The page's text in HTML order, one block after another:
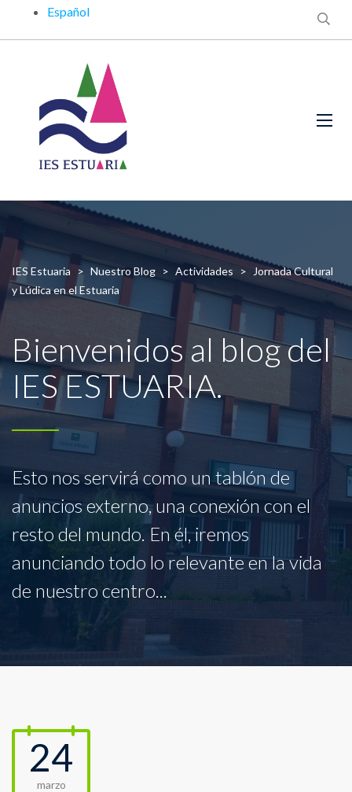
Español
IES Estuaria > Nuestro Blog > Actividades >
Jornada Cultural
y Lúdica en el Estuaria
Bienvenidos al blog del
IES ESTUARIA.
Esto nos servirá como un tablón de
anuncios externo, una conexión con el
resto del mundo. En él, iremos
anunciando todo lo relevante en la vida
de nuestro centro...
24
marzo